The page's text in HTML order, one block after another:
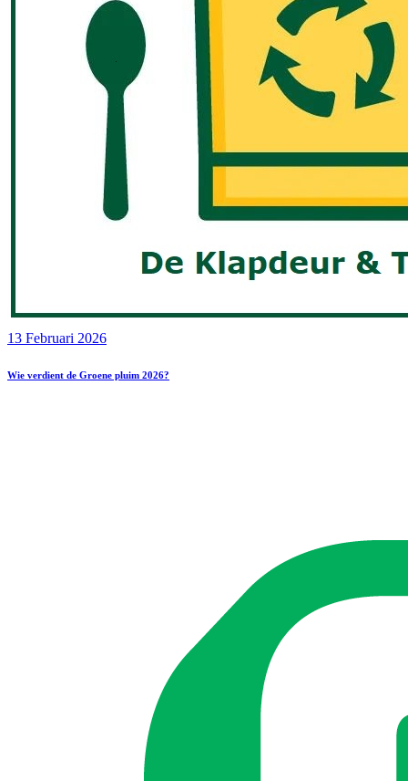
13 Februari 2026
Wie verdient de Groene pluim 2026?